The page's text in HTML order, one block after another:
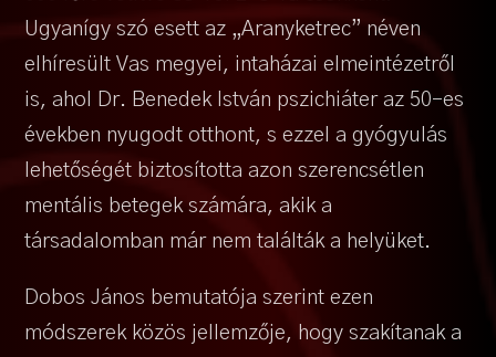
Ugyanígy szó esett az „Aranyketrec” néven
elhíresült Vas megyei, intaházai elmeintézetről
is, ahol Dr. Benedek István pszichiáter az 50-es
években nyugodt otthont, s ezzel a gyógyulás
lehetőségét biztosította azon szerencsétlen
mentális betegek számára, akik a
társadalomban már nem találták a helyüket.
Dobos János bemutatója szerint ezen
módszerek közös jellemzője, hogy szakítanak a